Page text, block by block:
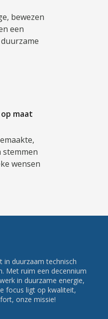
bewezen
een
maat
stemmen
wensen
in duurzaam technisch
Met ruim een decennium
in duurzame energie,
focus ligt op kwaliteit,
onze missie!